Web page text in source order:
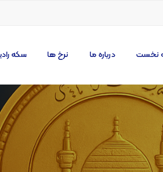
نخست درباره ما نرخ ها سکه